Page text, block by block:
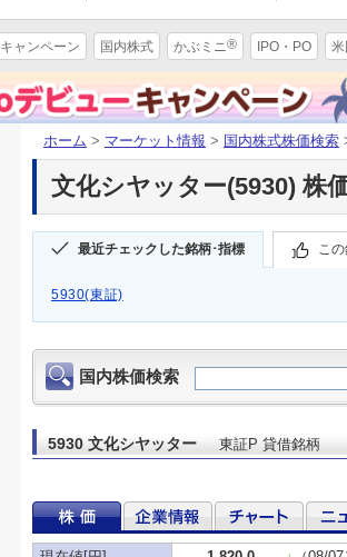
キャンペーン 国内株式 かぶミニ® IPO・PO
ホーム > マーケット情報 > 国内株式株価検索
文化シヤッター(5930) 株
最近チェックした銘柄･指標 こ
5930(東証)